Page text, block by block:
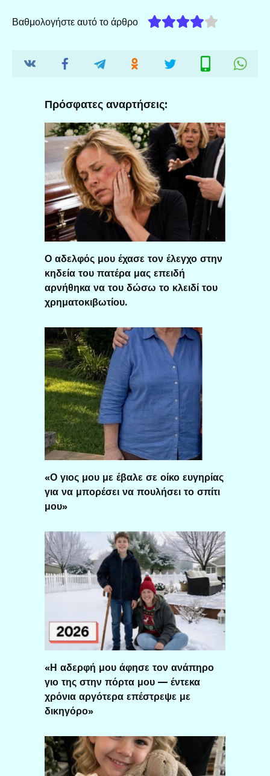
Βαθμολογήστε αυτό το άρθρο
Πρόσφατες αναρτήσεις:
Ο αδελφός μου έχασε τον έλεγχο στην
κηδεία του πατέρα μας επειδή
αρνήθηκα να του δώσω το κλειδί του
χρηματοκιβωτίου.
«Ο γιος μου με έβαλε σε οίκο ευγηρίας
για να μπορέσει να πουλήσει το σπίτι
μου»
«Η αδερφή μου άφησε τον ανάπηρο
γιο της στην πόρτα μου — έντεκα
χρόνια αργότερα επέστρεψε με
δικηγόρο»